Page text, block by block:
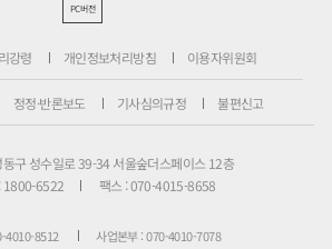
PC버전
강령 개인정보처리방침 이용자위원회
정정·반론보도 기사심의규정 불편신고
동구 성수일로 39-34 서울숲더스페이스 12층
1800-6522
팩스 : 070-4015-8658
4010-8512 사업본부 : 070-4010-7078